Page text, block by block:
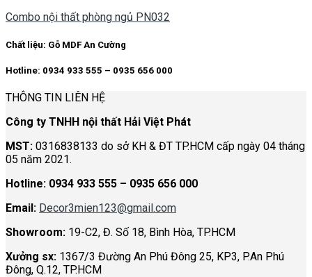
Combo nội thất phòng ngủ PN032
Chất liệu: Gỗ MDF An Cường
Hotline: 0934 933 555 – 0935 656 000
THÔNG TIN LIÊN HỆ
Công ty TNHH nội thất Hải Việt Phát
MST: 0316838133 do sở KH & ĐT TP.HCM cấp ngày 04 tháng
05 năm 2021.
Hotline: 0934 933 555 – 0935 656 000
Email: Decor3mien123@gmail.com
Showroom: 19-C2, Đ. Số 18, Bình Hòa, TP.HCM
Xưởng sx: 1367/3 Đường An Phú Đông 25, KP3, P.An Phú
Đông, Q.12, TP.HCM